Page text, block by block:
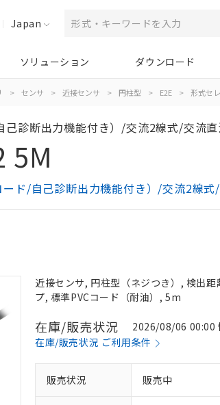
Japan
ソリューション ダウンロード
> センサ > 近接センサ > 円柱型 > E2E > 形式セ
己診断出力機能付き）/交流2線式/交流
5M
ード/自己診断出力機能付き）/交流2線
近接センサ, 円柱型（ネジつき）, 検出
プ, 標準PVCコード（耐油）, 5m
在庫/販売状況
2026/08/06 00:00
在庫/販売状況 ご利用条件
販売状況 販売中